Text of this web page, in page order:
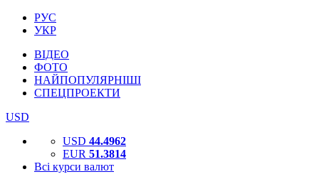
РУС
УКР
ВІДЕО
ФОТО
НАЙПОПУЛЯРНІШІ
СПЕЦПРОЕКТИ
USD
USD 44.4962
EUR 51.3814
Всі курси валют